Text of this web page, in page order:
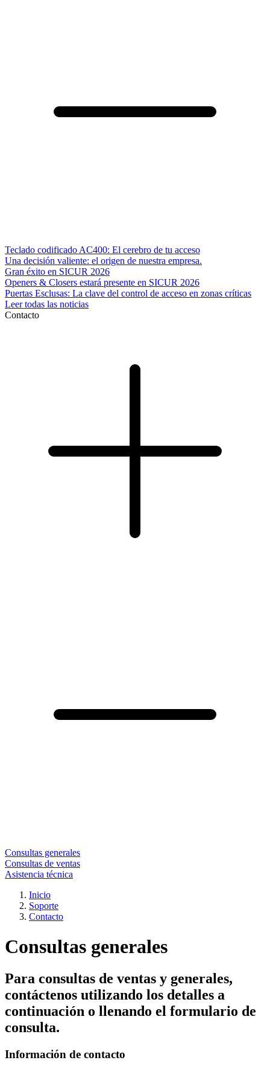
Teclado codificado AC400: El cerebro de tu acceso
Una decisión valiente: el origen de nuestra empresa.
Gran éxito en SICUR 2026
Openers & Closers estará presente en SICUR 2026
Puertas Esclusas: La clave del control de acceso en zonas críticas
Leer todas las noticias
Contacto
Consultas generales
Consultas de ventas
Asistencia técnica
Inicio
Soporte
Contacto
Consultas generales
Para consultas de ventas y generales,
contáctenos utilizando los detalles a
continuación o llenando el formulario de
consulta.
Información de contacto